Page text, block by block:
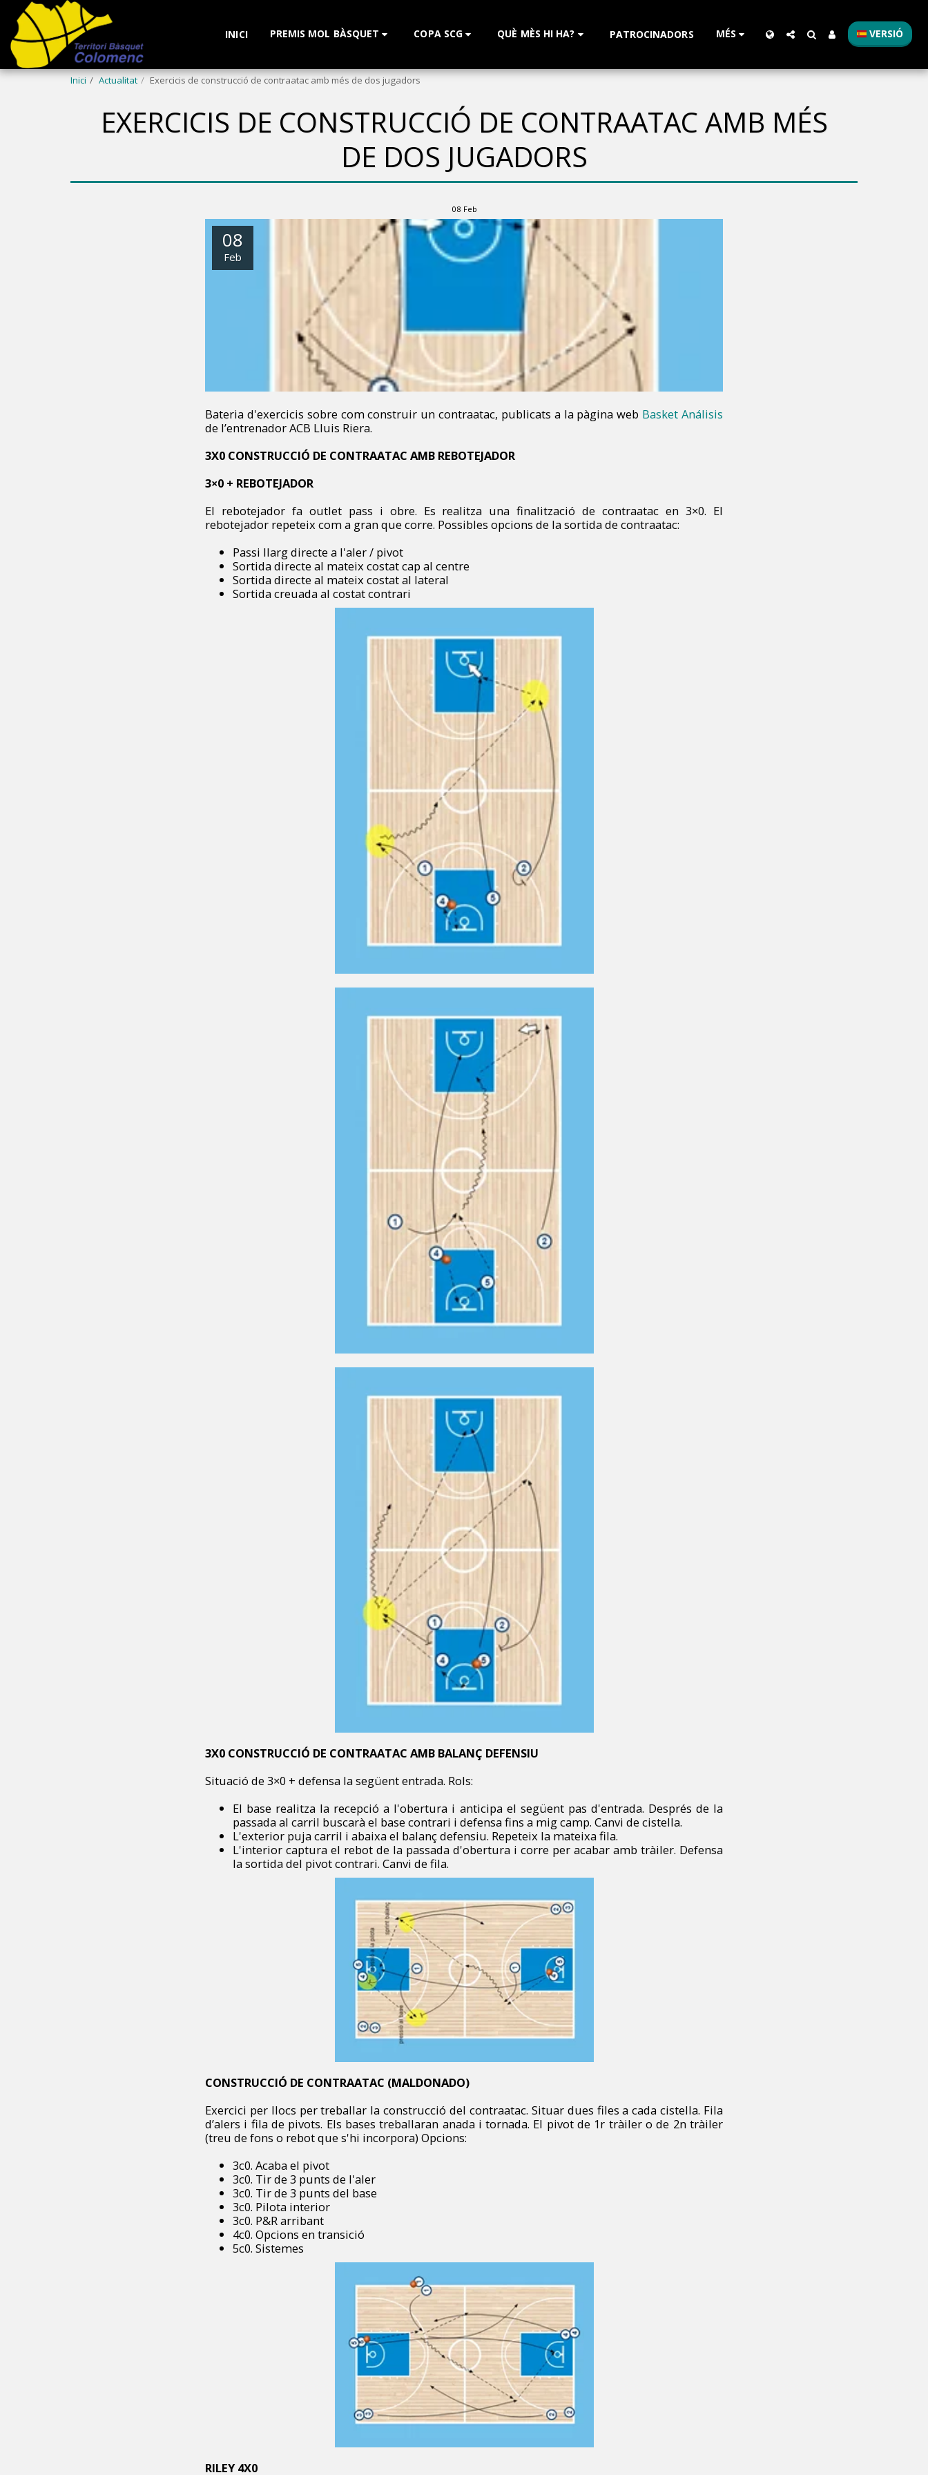
INICI PREMIS MOL BÀSQUET COPA SCG QUÈ MÈS HI HA? PATROCINADORS MÉS VERSIÓ
Inici Actualitat Exercicis de construcció de contraatac amb més de dos jugadors
EXERCICIS DE CONSTRUCCIÓ DE CONTRAATAC AMB MÉS
DE DOS JUGADORS
08 Feb
08
Feb
Bateria d'exercicis sobre com construir un contraatac, publicats a la pàgina web Basket Análisis
de l’entrenador ACB Lluis Riera.
3X0 CONSTRUCCIÓ DE CONTRAATAC AMB REBOTEJADOR
3×0 + REBOTEJADOR
El rebotejador fa outlet pass i obre. Es realitza una finalització de contraatac en 3×0. El
rebotejador repeteix com a gran que corre. Possibles opcions de la sortida de contraatac:
Passi llarg directe a l'aler / pivot
Sortida directe al mateix costat cap al centre
Sortida directe al mateix costat al lateral
Sortida creuada al costat contrari
3X0 CONSTRUCCIÓ DE CONTRAATAC AMB BALANÇ DEFENSIU
Situació de 3×0 + defensa la següent entrada. Rols:
El base realitza la recepció a l'obertura i anticipa el següent pas d'entrada. Després de la
passada al carril buscarà el base contrari i defensa fins a mig camp. Canvi de cistella.
L'exterior puja carril i abaixa el balanç defensiu. Repeteix la mateixa fila.
L'interior captura el rebot de la passada d'obertura i corre per acabar amb tràiler. Defensa
la sortida del pivot contrari. Canvi de fila.
CONSTRUCCIÓ DE CONTRAATAC (MALDONADO)
Exercici per llocs per treballar la construcció del contraatac. Situar dues files a cada cistella. Fila
d’alers i fila de pivots. Els bases treballaran anada i tornada. El pivot de 1r tràiler o de 2n tràiler
(treu de fons o rebot que s'hi incorpora) Opcions:
3c0. Acaba el pivot
3c0. Tir de 3 punts de l'aler
3c0. Tir de 3 punts del base
3c0. Pilota interior
3c0. P&R arribant
4c0. Opcions en transició
5c0. Sistemes
RILEY 4X0